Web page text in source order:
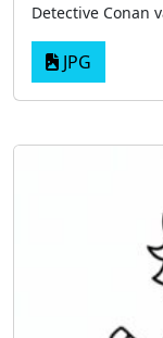
Detective Conan
JPG